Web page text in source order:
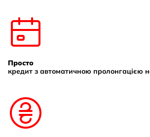
Просто
кредит з автоматичною пролонгацією